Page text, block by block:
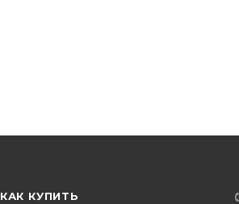
КАК КУПИТЬ